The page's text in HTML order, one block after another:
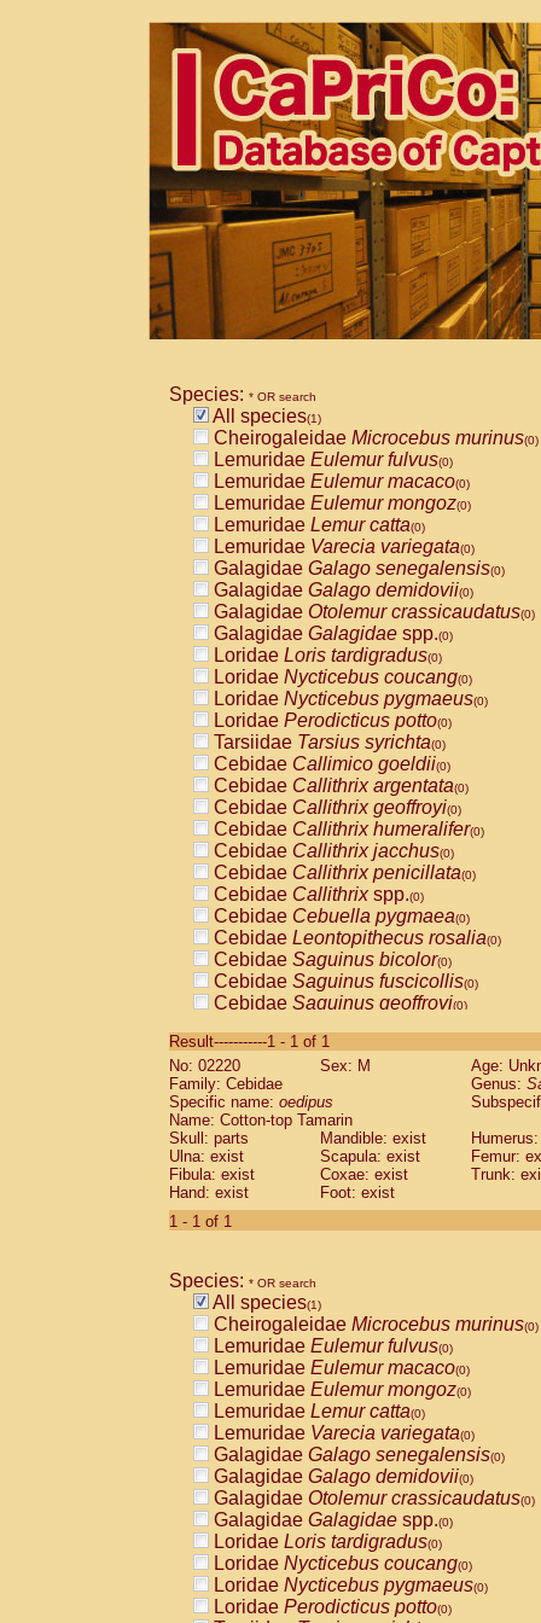
Species: * OR search
All species(1)
Cheirogaleidae Microcebus murinus(0)
Lemuridae Eulemur fulvus(0)
Lemuridae Eulemur macaco(0)
Lemuridae Eulemur mongoz(0)
Lemuridae Lemur catta(0)
Lemuridae Varecia variegata(0)
Galagidae Galago senegalensis(0)
Galagidae Galago demidovii(0)
Galagidae Otolemur crassicaudatus(0)
Galagidae Galagidae spp.(0)
Loridae Loris tardigradus(0)
Loridae Nycticebus coucang(0)
Loridae Nycticebus pygmaeus(0)
Loridae Perodicticus potto(0)
Tarsiidae Tarsius syrichta(0)
Cebidae Callimico goeldii(0)
Cebidae Callithrix argentata(0)
Cebidae Callithrix geoffroyi(0)
Cebidae Callithrix humeralifer(0)
Cebidae Callithrix jacchus(0)
Cebidae Callithrix penicillata(0)
Cebidae Callithrixspp.(0)
Cebidae Cebuella pygmaea(0)
Cebidae Leontopithecus rosalia(0)
Cebidae Saguinus bicolor(0)
Cebidae Saguinus fuscicollis(0)
Cebidae Saguinus geoffroyi(0)
CebidaeSaguinus labiatus(0)
Cebidae Saguinus leucopus (0)
Cebidae
CebidaeSaguinus mystax
Cebidae Saguinus nigricollis (0)
Cebidae Saguinus oedipus
Cebidae Saguinus weddelli
Cebidae Saguinusspp.
Cebidae
CebidaeCebus capucinus
CebidaeCebus nigrivittatus
CebidaeCebus spp.(0)
CebidaeSaimiri boliviensis(0)
CebidaeSaimiri sciureus(0)
AtelidaeAlouatta caraya(0)
AtelidaeAlouatta fusca(0)
AtelidaeAlouatta seniculus(0)
AtelidaeAlouattaspp.(0)
AtelidaeAteles belzebuth(0)
AtelidaeAteles geoffroyi(0)
AtelidaeAteles paniscus(0)
AtelidaeAtelesspp.(0)
AtelidaeLagothrix lagothricha(0)
AtelidaeLagothrix lagothricha cana
PitheciidaeCacajao calvus
Result-----------1 - 1 of 1
No: 02220
Sex: M
Age:
Family: Cebidae
Genus:
Specific name: oedipus
Name: Cotton-top Tamarin
Skull: parts
Mandible: exist
Ulna: exist
Scapula: exist
Femur:
Fibula: exist
Coxae: exist
Trunk:
Hand: exist
Foot: exist
1 - 1 of 1
Species: * OR search
All species(1)
Cheirogaleidae Microcebus murinus(0)
Lemuridae Eulemur fulvus(0)
Lemuridae Eulemur macaco(0)
Lemuridae Eulemur mongoz(0)
Lemuridae Lemur catta(0)
Lemuridae Varecia variegata(0)
Galagidae Galago senegalensis(0)
Galagidae Galago demidovii(0)
Galagidae Otolemur crassicaudatus(0)
Galagidae Galagidae spp.(0)
Loridae Loris tardigradus(0)
Loridae Nycticebus coucang(0)
Loridae Nycticebus pygmaeus(0)
Loridae Perodicticus potto(0)